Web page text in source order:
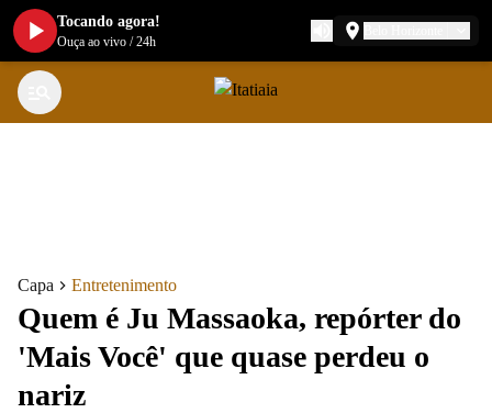
Capa Entretenimento
Quem é Ju Massaoka, repórter do
'Mais Você' que quase perdeu o
nariz
Tocando agora!
Ouça ao vivo /24h